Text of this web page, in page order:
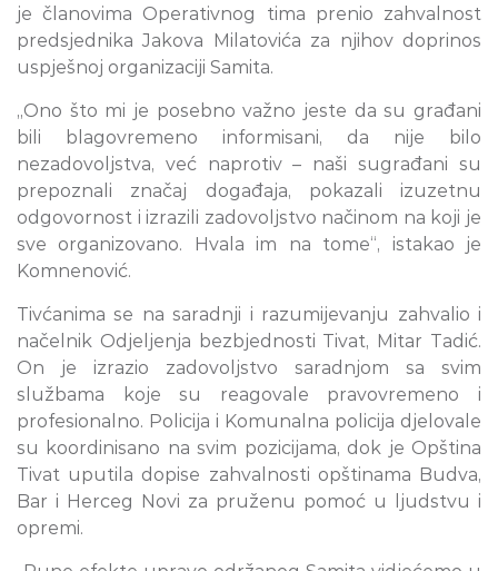
je članovima Operativnog tima prenio zahvalnost
predsjednika Jakova Milatovića za njihov doprinos
uspješnoj organizaciji Samita.
„Ono što mi je posebno važno jeste da su građani
bili blagovremeno informisani, da nije bilo
nezadovoljstva, već naprotiv – naši sugrađani su
prepoznali značaj događaja, pokazali izuzetnu
odgovornost i izrazili zadovoljstvo načinom na koji je
sve organizovano. Hvala im na tome“, istakao je
Komnenović.
Tivćanima se na saradnji i razumijevanju zahvalio i
načelnik Odjeljenja bezbjednosti Tivat, Mitar Tadić.
On je izrazio zadovoljstvo saradnjom sa svim
službama koje su reagovale pravovremeno i
profesionalno. Policija i Komunalna policija djelovale
su koordinisano na svim pozicijama, dok je Opština
Tivat uputila dopise zahvalnosti opštinama Budva,
Bar i Herceg Novi za pruženu pomoć u ljudstvu i
opremi.